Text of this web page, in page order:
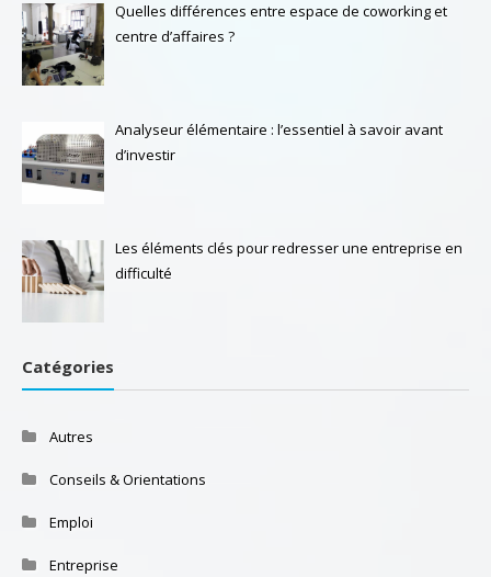
Quelles différences entre espace de coworking et
centre d’affaires ?
Analyseur élémentaire : l’essentiel à savoir avant
d’investir
Les éléments clés pour redresser une entreprise en
difficulté
Catégories
Autres
Conseils & Orientations
Emploi
Entreprise